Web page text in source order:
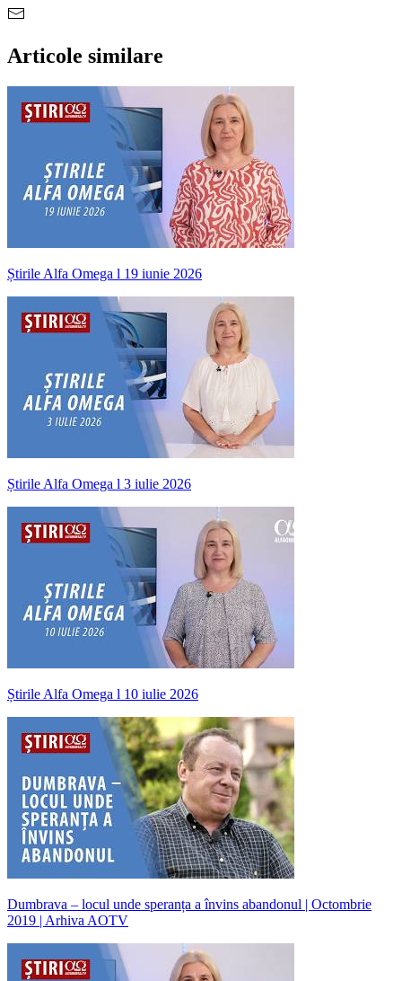
Articole similare
Știrile Alfa Omega l 19 iunie 2026
Știrile Alfa Omega l 3 iulie 2026
Știrile Alfa Omega l 10 iulie 2026
Dumbrava – locul unde speranța a învins abandonul | Octombrie
2019 | Arhiva AOTV